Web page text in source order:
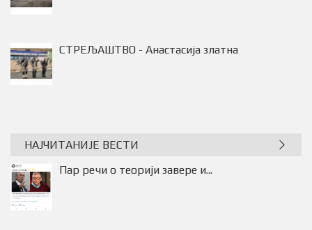
НАЈЧИТАНИЈЕ ВЕСТИ
Пар речи о теорији завере и...